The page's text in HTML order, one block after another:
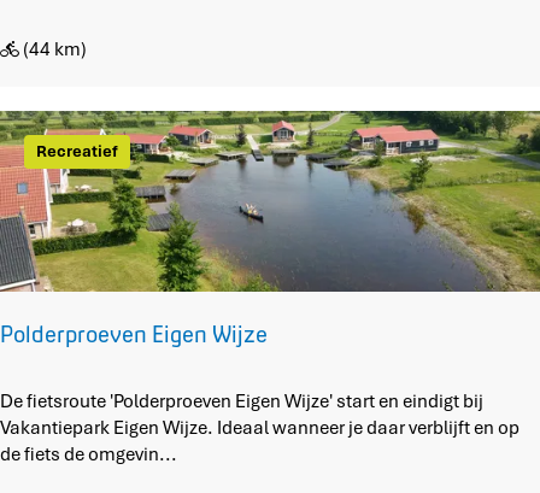
n
d
t
o
t
T
e
p
u
t
e
(44 km)
Polderproeven Eigen Wijze
P
o
l
Recreatief
De fietsroute 'Polderproeven Eigen Wijze' start en eindigt bij
Vakantiepark Eigen Wijze. Ideaal wanneer je daar verblijft en op
de fiets de omgevin...